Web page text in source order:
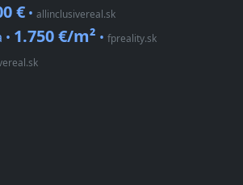
€ • allinclusivereal.sk
1.750 €/m² • fpreality.sk